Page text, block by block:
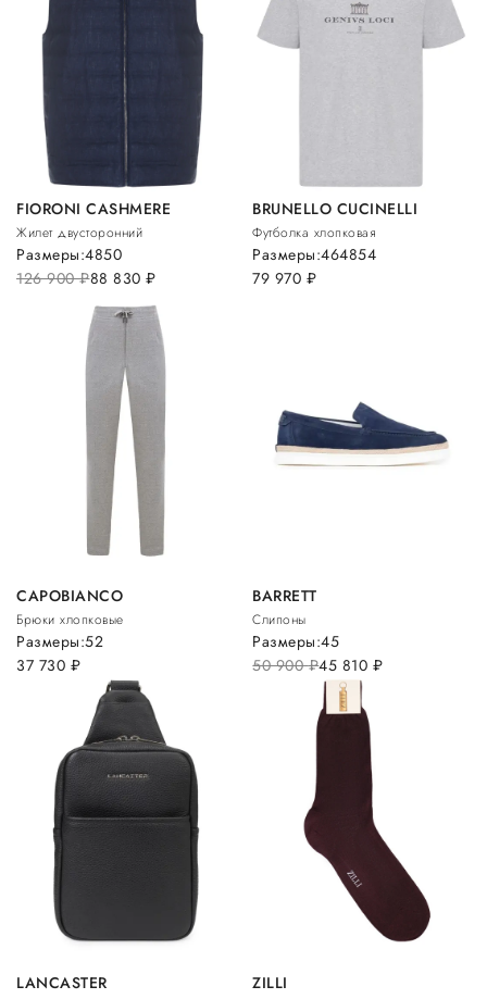
FIORONI CASHMERE
Жилет двусторонний
126 900руб.88 830 руб.
Размеры:4850
BRUNELLO CUCINELLI
Футболка хлопковая
79 970 руб.
Размеры:464854
CAPOBIANCO
Брюки хлопковые
37 730 руб.
Размеры:52
BARRETT
Слипоны
50 900руб.45 810 руб.
Размеры:45
LANCASTER ZILLI